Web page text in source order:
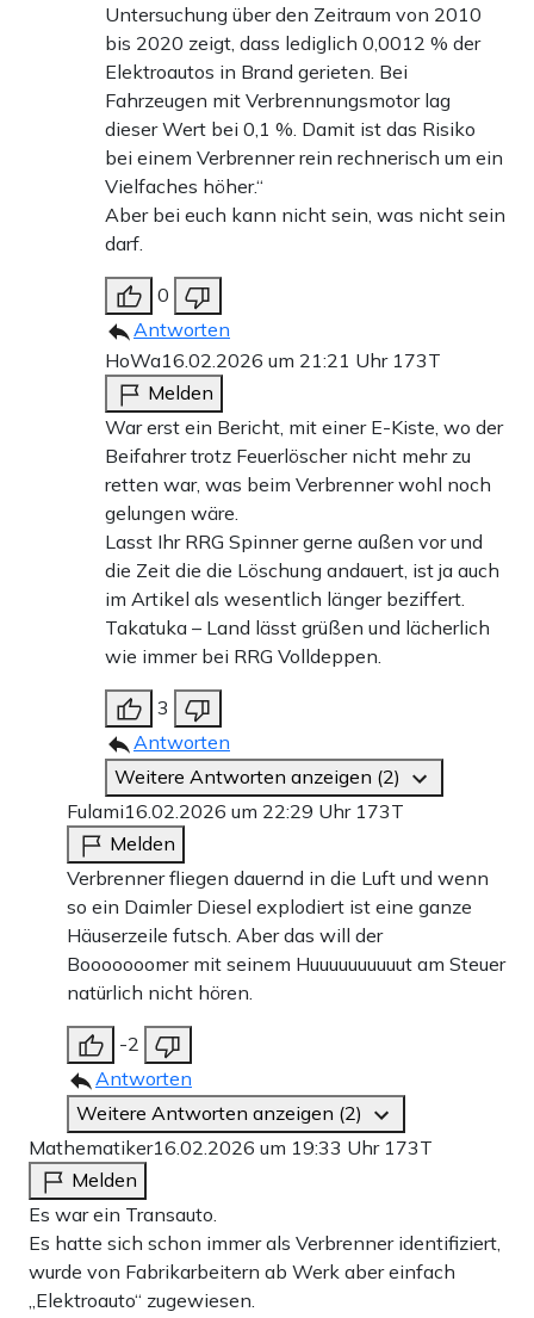
Untersuchung über den Zeitraum von 2010
bis 2020 zeigt, dass lediglich 0,0012 % der
Elektroautos in Brand gerieten. Bei
Fahrzeugen mit Verbrennungsmotor lag
dieser Wert bei 0,1 %. Damit ist das Risiko
bei einem Verbrenner rein rechnerisch um ein
Vielfaches höher.“
Aber bei euch kann nicht sein, was nicht sein
darf.
0
Antworten
HoWa16.02.2026 um 21:21 Uhr 173T
Melden
War erst ein Bericht, mit einer E-Kiste, wo der
Beifahrer trotz Feuerlöscher nicht mehr zu
retten war, was beim Verbrenner wohl noch
gelungen wäre.
Lasst Ihr RRG Spinner gerne außen vor und
die Zeit die die Löschung andauert, ist ja auch
im Artikel als wesentlich länger beziffert.
Takatuka – Land lässt grüßen und lächerlich
wie immer bei RRG Volldeppen.
3
Antworten
Weitere Antworten anzeigen (2)
Fulami16.02.2026 um 22:29 Uhr 173T
Melden
Verbrenner fliegen dauernd in die Luft und wenn
so ein Daimler Diesel explodiert ist eine ganze
Häuserzeile futsch. Aber das will der
Booooooomer mit seinem Huuuuuuuuuut am Steuer
natürlich nicht hören.
-2
Antworten
Weitere Antworten anzeigen (2)
Mathematiker16.02.2026 um 19:33 Uhr 173T
Melden
Es war ein Transauto.
Es hatte sich schon immer als Verbrenner identifiziert,
wurde von Fabrikarbeitern ab Werk aber einfach
„Elektroauto“ zugewiesen.